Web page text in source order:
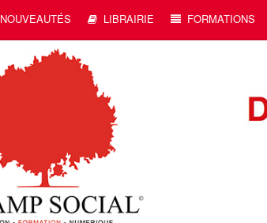
NOUVEAUTÉS LIBRAIRIE FORMATIONS